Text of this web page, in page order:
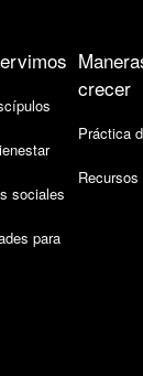
sociales
para
crecer
Práctica